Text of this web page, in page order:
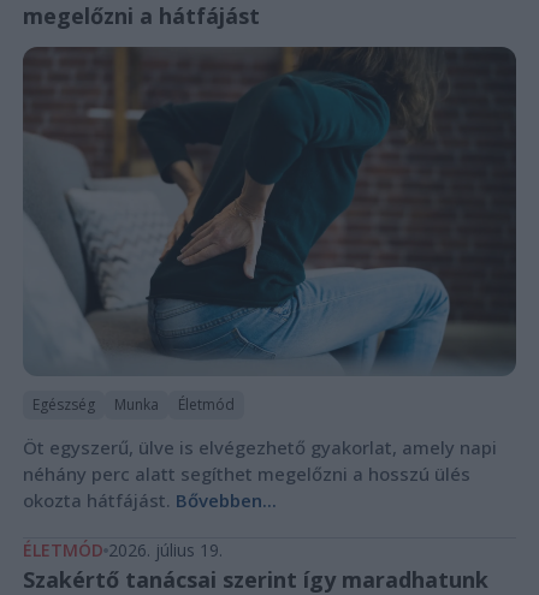
megelőzni a hátfájást
Egészség Munka Életmód
Öt egyszerű, ülve is elvégezhető gyakorlat, amely napi
néhány perc alatt segíthet megelőzni a hosszú ülés
okozta hátfájást. Bővebben...
ÉLETMÓD 2026. július 19.
Szakértő tanácsai szerint így maradhatunk